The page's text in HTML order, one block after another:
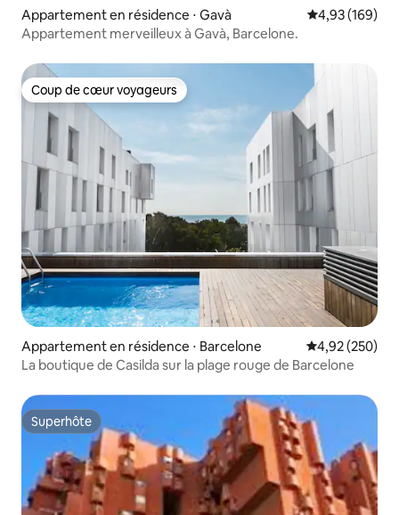
Appartement en résidence ⋅ Gavà Évaluation
4,93 (169)
Appartement merveilleux à Gavà, Barcelone.
Coup de cœur voyageurs
Coup de cœur voyageurs
Appartement en résidence ⋅ Barcelone Évaluation
4,92 (250)
La boutique de Casilda sur la plage rouge de Barcelone
Superhôte
Superhôte